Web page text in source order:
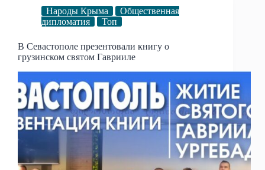
Народы Крыма
Общественная
дипломатия
Топ
В Севастополе презентовали книгу о
грузинском святом Гаврииле